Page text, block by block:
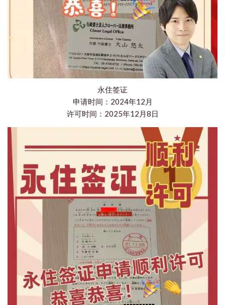
永住签证
申请时间：2024年12月
许可时间：2025年12月8日